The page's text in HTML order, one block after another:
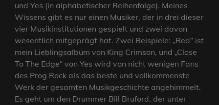
und Yes (in alphabetischer Reihenfolge). Meines
Wissens gibt es nur einen Musiker, der in drei dieser
vier Musikinstitutionen gespielt und zwei davon
wesentlich mitgeprägt hat. Zwei Beispiele: „Red“ ist
mein Lieblingsalbum von King Crimson, und „Close
To The Edge“ von Yes wird von nicht wenigen Fans
des Prog Rock als das beste und vollkommenste
Werk der gesamten Musikgeschichte angehimmelt.
Es geht um den Drummer Bill Bruford, der unter